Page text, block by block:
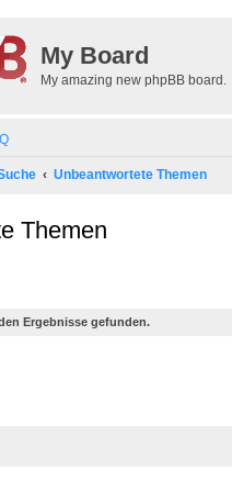
My Board
My amazing new phpBB board.
Unbeantwortete Themen
Themen
Ergebnisse gefunden.